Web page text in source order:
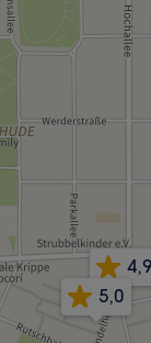
4,9
5,0